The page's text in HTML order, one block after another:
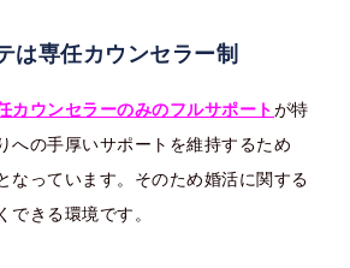
は専任カウンセラー制
カウンセラーのみのフルサポートが特
への手厚いサポートを維持するため
なっています。そのため婚活に関する
できる環境です。